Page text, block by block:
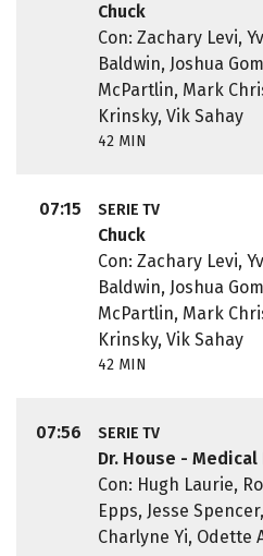
Chuck
Con: Zachary Levi,
Baldwin, Joshua
McPartlin, Mark
Krinsky, Vik Sahay
42 MIN
07:15 SERIE TV
Chuck
Con: Zachary Levi,
Baldwin, Joshua
McPartlin, Mark
Krinsky, Vik Sahay
42 MIN
07:56 SERIE TV
Dr. House -
Con: Hugh Laurie,
Epps, Jesse
Charlyne Yi, Odette